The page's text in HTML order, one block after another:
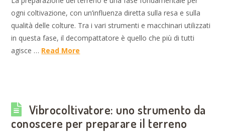
ogni coltivazione, con un’influenza diretta sulla resa e sulla
qualità delle colture. Tra i vari strumenti e macchinari utilizzati
in questa fase, il decompattatore è quello che più di tutti
agisce … Read More
Vibrocoltivatore: uno strumento da
conoscere per preparare il terreno